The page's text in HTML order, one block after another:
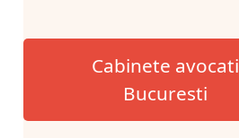
Cabinete avocati
Bucuresti